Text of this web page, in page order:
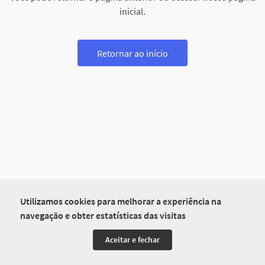
Utilizamos cookies para melhorar a experiência na
navegação e obter estatísticas das visitas
Aceitar e fechar
inicial.
Retornar ao início